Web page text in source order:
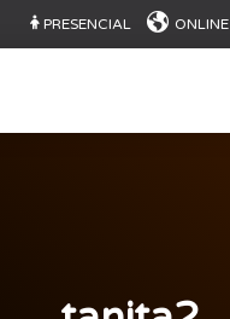
PRESENCIAL ONLINE